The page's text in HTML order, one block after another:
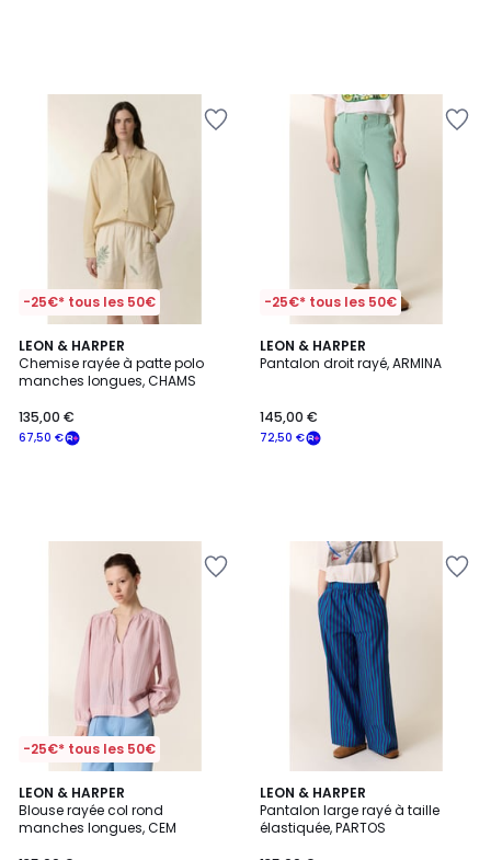
-25€* tous les 50€
LEON & HARPER
Chemise rayée à patte polo
manches longues, CHAMS
67,50 €
135,00 €
-25€* tous les 50€
LEON & HARPER
Pantalon droit rayé, ARMINA
72,50 €
145,00 €
-25€* tous les 50€
LEON & HARPER
Blouse rayée col rond
manches longues, CEM
LEON & HARPER
Pantalon large rayé à taille
élastiquée, PARTOS